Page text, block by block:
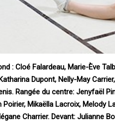
: Cloé Falardeau, Marie-Ève
Dupont, Nelly-May
Rangée du centre: Jenyfaël
Mikaëlla Lacroix, Melody
Charrier. Devant: Julianne